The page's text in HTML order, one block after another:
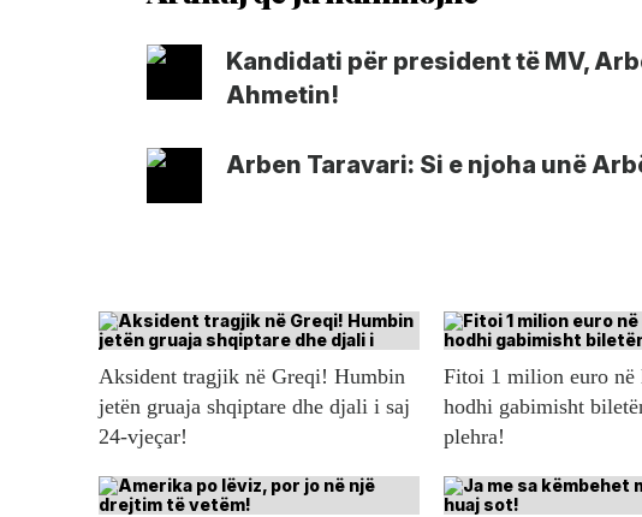
Kandidati për president të MV,
Ahmetin!
Arben Taravari: Si e njoha unë
Aksident tragjik në Greqi! Humbin
jetën gruaja shqiptare dhe djali i saj
24-vjeçar!
Fitoi 1 milion euro në
hodhi gabimisht
plehra!